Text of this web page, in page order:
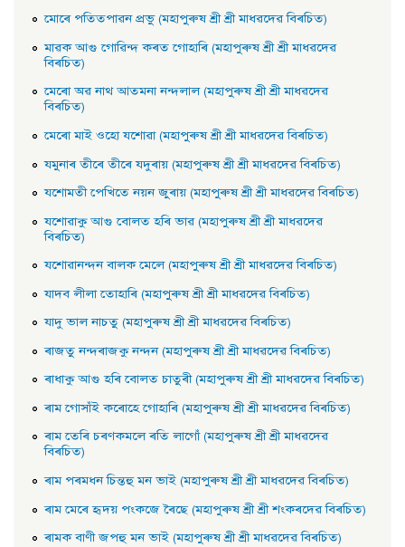
মােৰে পতিতপাৱন প্রভু (মহাপুৰুষ শ্ৰী শ্ৰী মাধৱদেৱ বিৰচিত)
মাৱক আগু গােৱিন্দ কৰত গােহাৰি (মহাপুৰুষ শ্ৰী শ্ৰী মাধৱদেৱ
বিৰচিত)
মেৰাে অৱ নাথ আতমনা নন্দলাল (মহাপুৰুষ শ্ৰী শ্ৰী মাধৱদেৱ
বিৰচিত)
মেৰাে মাই ওহাে যশােৱা (মহাপুৰুষ শ্ৰী শ্ৰী মাধৱদেৱ বিৰচিত)
যমুনাৰ তীৰে তীৰে যদুৰায় (মহাপুৰুষ শ্ৰী শ্ৰী মাধৱদেৱ বিৰচিত)
যশােমতী পেখিতে নয়ন জুৰায় (মহাপুৰুষ শ্ৰী শ্ৰী মাধৱদেৱ বিৰচিত)
যশােৱাকু আগু বােলত হৰি ভাৱ (মহাপুৰুষ শ্ৰী শ্ৰী মাধৱদেৱ
বিৰচিত)
যশােৱানন্দন বালক মেলে (মহাপুৰুষ শ্ৰী শ্ৰী মাধৱদেৱ বিৰচিত)
যাদব লীলা তােহাৰি (মহাপুৰুষ শ্ৰী শ্ৰী মাধৱদেৱ বিৰচিত)
যাদু ভাল নাচতু (মহাপুৰুষ শ্ৰী শ্ৰী মাধৱদেৱ বিৰচিত)
ৰাজতু নন্দৰাজকু নন্দন (মহাপুৰুষ শ্ৰী শ্ৰী মাধৱদেৱ বিৰচিত)
ৰাধাকু আগু হৰি বােলত চাতুৰী (মহাপুৰুষ শ্ৰী শ্ৰী মাধৱদেৱ বিৰচিত)
ৰাম গােসাঁই কৰােহে গােহাৰি (মহাপুৰুষ শ্ৰী শ্ৰী মাধৱদেৱ বিৰচিত)
ৰাম তেৰি চৰণকমলে ৰতি লাগোঁ (মহাপুৰুষ শ্ৰী শ্ৰী মাধৱদেৱ
বিৰচিত)
ৰাম পৰমধন চিন্তহু মন ভাই (মহাপুৰুষ শ্ৰী শ্ৰী মাধৱদেৱ বিৰচিত)
ৰাম মেৰে হৃদয় পংকজে ৰৈছে (মহাপুৰুষ শ্ৰী শ্ৰী শংকৰদেৱ বিৰচিত)
ৰামক বাণী জপহু মন ভাই (মহাপুৰুষ শ্ৰী শ্ৰী মাধৱদেৱ বিৰচিত)